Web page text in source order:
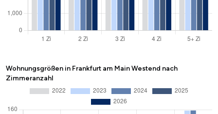
Wohnungsgrößen in Frankfurt am Main Westend nach
Zimmeranzahl